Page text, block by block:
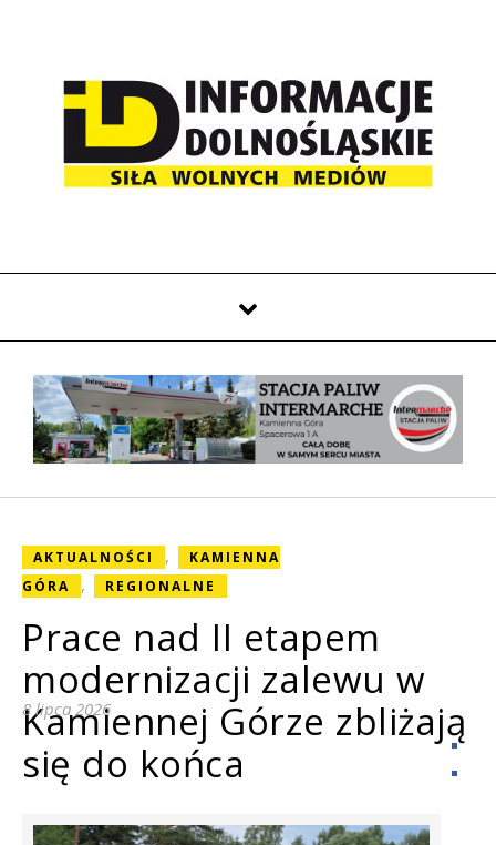
AKTUALNOŚCI ,
KAMIENNA
GÓRA
, REGIONALNE
Prace nad II etapem
modernizacji zalewu w
Kamiennej Górze zbliżają
się do końca
8 lipca 2026